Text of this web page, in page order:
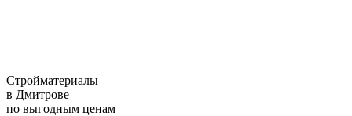
Стройматериалы
в Дмитрове
по выгодным ценам